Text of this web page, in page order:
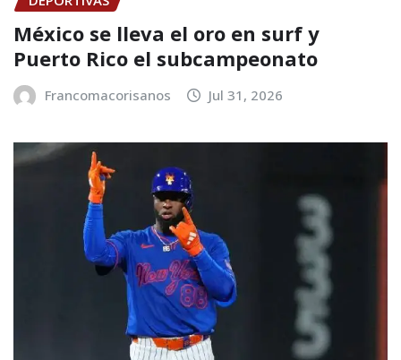
México se lleva el oro en surf y
Puerto Rico el subcampeonato
Francomacorisanos Jul 31, 2026